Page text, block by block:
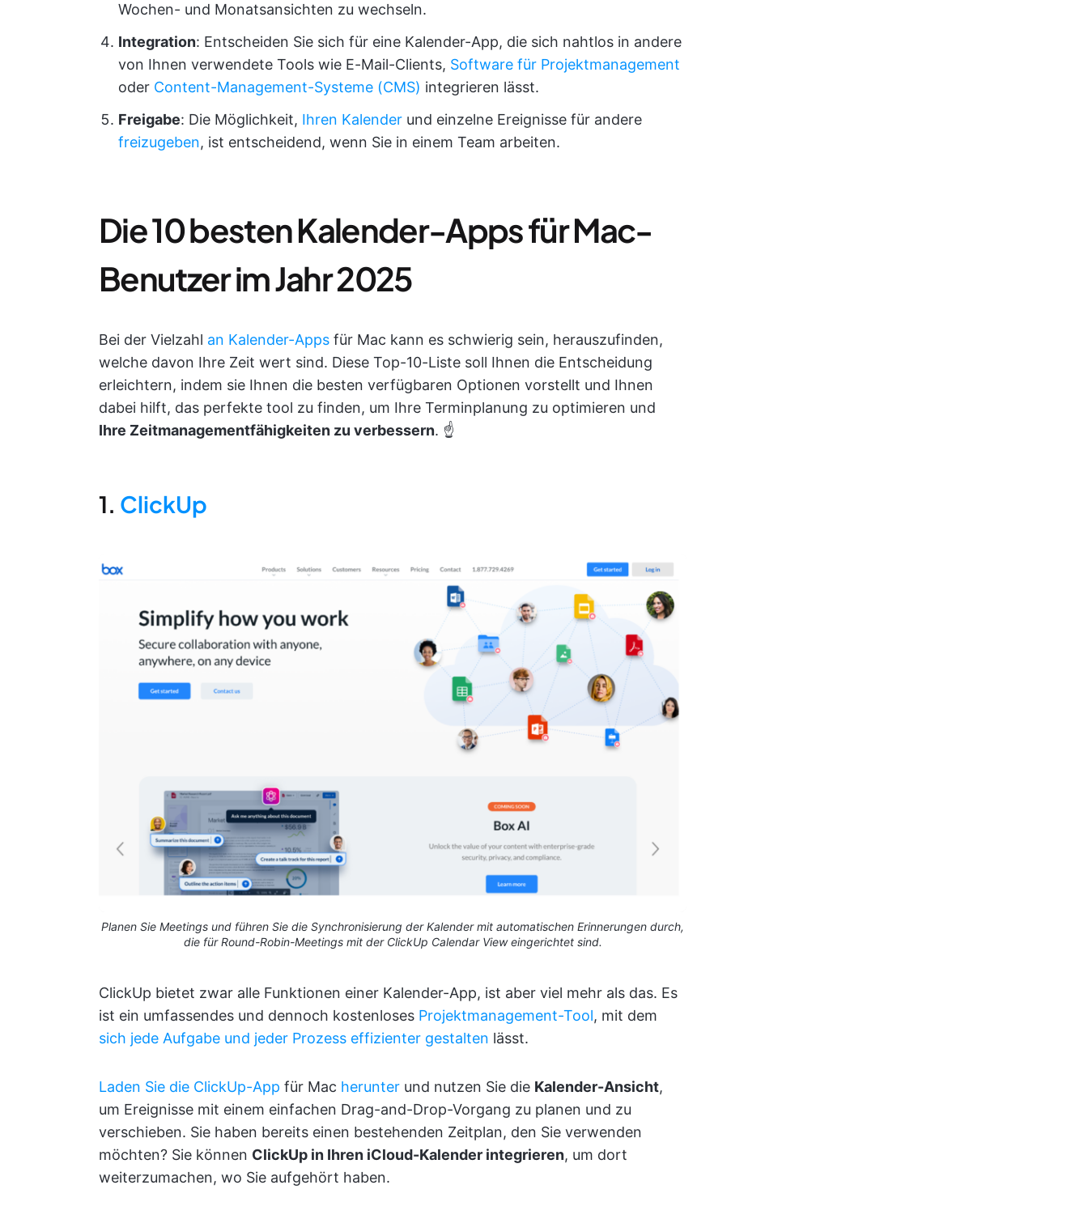
Wochen- und Monatsansichten zu wechseln.
Integration: Entscheiden Sie sich für eine Kalender-App, die sich nahtlos in andere
von Ihnen verwendete Tools wie E-Mail-Clients, Software für Projektmanagement
oder Content-Management-Systeme (CMS) integrieren lässt.
Freigabe: Die Möglichkeit, Ihren Kalender und einzelne Ereignisse für andere
freizugeben, ist entscheidend, wenn Sie in einem Team arbeiten.
Die 10 besten Kalender-Apps für Mac-
Benutzer im Jahr 2025
Bei der Vielzahl an Kalender-Apps für Mac kann es schwierig sein, herauszufinden,
welche davon Ihre Zeit wert sind. Diese Top-10-Liste soll Ihnen die Entscheidung
erleichtern, indem sie Ihnen die besten verfügbaren Optionen vorstellt und Ihnen
dabei hilft, das perfekte tool zu finden, um Ihre Terminplanung zu optimieren und
Ihre Zeitmanagementfähigkeiten zu verbessern. ☝️
1. ClickUp
Planen Sie Meetings und führen Sie die Synchronisierung der Kalender mit automatischen Erinnerungen durch,
die für Round-Robin-Meetings mit der ClickUp Calendar View eingerichtet sind.
ClickUp bietet zwar alle Funktionen einer Kalender-App, ist aber viel mehr als das. Es
ist ein umfassendes und dennoch kostenloses Projektmanagement-Tool, mit dem
sich jede Aufgabe und jeder Prozess effizienter gestalten lässt.
Laden Sie die ClickUp-App für Mac herunter und nutzen Sie die Kalender-Ansicht,
um Ereignisse mit einem einfachen Drag-and-Drop-Vorgang zu planen und zu
verschieben. Sie haben bereits einen bestehenden Zeitplan, den Sie verwenden
möchten? Sie können ClickUp in Ihren iCloud-Kalender integrieren, um dort
weiterzumachen, wo Sie aufgehört haben.